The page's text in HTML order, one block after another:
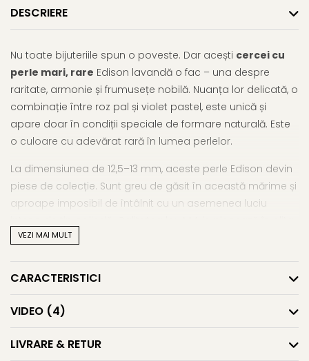
DESCRIERE
Nu toate bijuteriile spun o poveste. Dar acești cercei cu
perle mari, rare Edison lavandă o fac – una despre
raritate, armonie și frumusețe nobilă. Nuanța lor delicată, o
combinație între roz pal și violet pastel, este unică și
apare doar în condiții speciale de formare naturală. Este
o culoare cu adevărat rară în lumea perlelor.
La dimensiunea de 12,5–13 mm, aceste perle Edison devin
piese de colecție. Sunt greu de găsit în această mărime și
aproape imposibil de întâlnit cu un asemenea luciu
perlelor de cultură, fiind selectate individual pentru
Montura dinaur galben 14K (aur 585)
sine. Rezultatul este un design atemporal, cu
pentru femeile care iubesc să poarte bijuterii cu caracter.
VEZI MAI MULT
CARACTERISTICI
VIDEO (4)
LIVRARE & RETUR